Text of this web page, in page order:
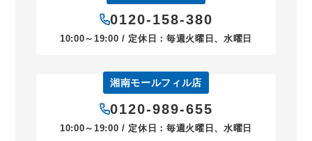
0120-158-380
10:00～19:00 / 定休日：毎週火曜日、水曜日
湘南モールフィル店
0120-989-655
10:00～19:00 / 定休日：毎週火曜日、水曜日